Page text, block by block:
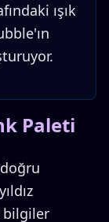
ışık
Paleti
doğru
bilgiler